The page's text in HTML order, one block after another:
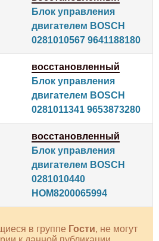
Блок управления
двигателем BOSCH
0281010567 9641188180
восстановленный
Блок управления
двигателем BOSCH
0281011341 9653873280
восстановленный
Блок управления
двигателем BOSCH
0281010440
HOM8200065994
в группе Гости, не могут